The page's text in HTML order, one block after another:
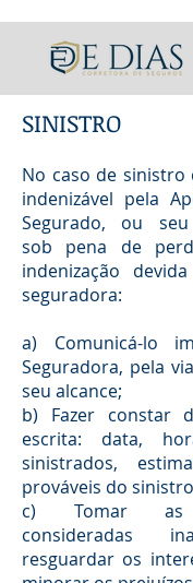
SINISTRO
No caso de sinistro
indenizável pela
Segurado, ou
sob pena de
indenização
seguradora:
a) Comunicá-lo
Seguradora, pela
seu alcance;
b) Fazer constar
escrita: data,
sinistrados,
prováveis do
c) Tomar as
consideradas
resguardar os